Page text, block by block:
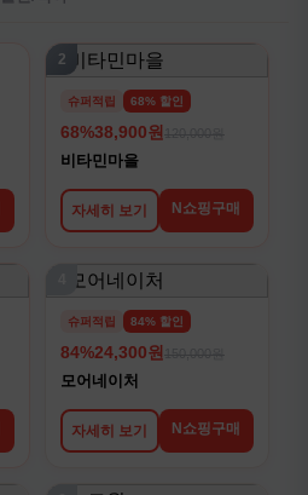
2
슈퍼적립 68% 할인
68%38,900원
비타민마을
자세히 보기 N쇼핑구매
슈퍼적립 84% 할인
84%24,300원
모어네이처
자세히 보기 N쇼핑구매